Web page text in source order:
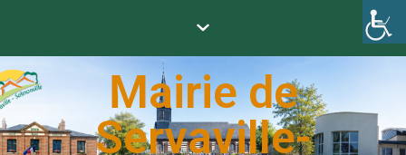
Mairie de
Servaville-